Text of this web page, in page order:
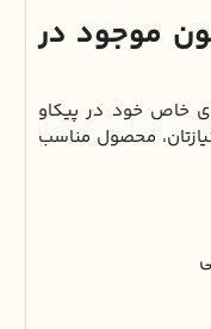
موجود در
خاص خود در پیکاو
محصول مناسب